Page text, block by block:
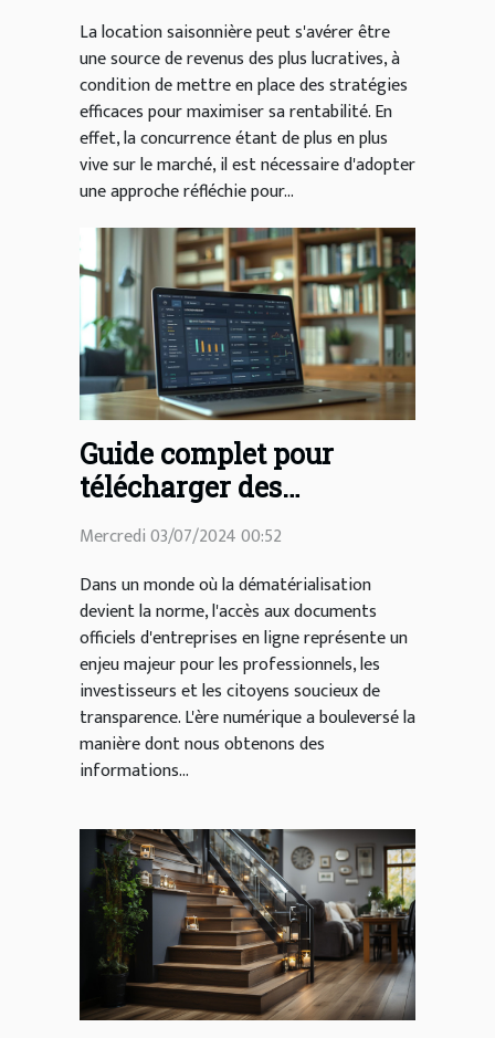
La location saisonnière peut s'avérer être
une source de revenus des plus lucratives, à
condition de mettre en place des stratégies
efficaces pour maximiser sa rentabilité. En
effet, la concurrence étant de plus en plus
vive sur le marché, il est nécessaire d'adopter
une approche réfléchie pour...
Guide complet pour
télécharger des
documents officiels
d'entreprises en ligne
Mercredi 03/07/2024 00:52
Dans un monde où la dématérialisation
devient la norme, l'accès aux documents
officiels d'entreprises en ligne représente un
enjeu majeur pour les professionnels, les
investisseurs et les citoyens soucieux de
transparence. L'ère numérique a bouleversé la
manière dont nous obtenons des
informations...